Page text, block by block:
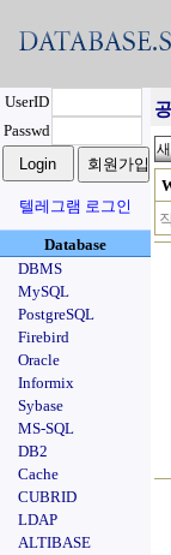
UserID
Passwd
텔레그램 로그인
Database
DBMS
MySQL
PostgreSQL
Firebird
Oracle
Informix
Sybase
MS-SQL
DB2
Cache
CUBRID
LDAP
ALTIBASE